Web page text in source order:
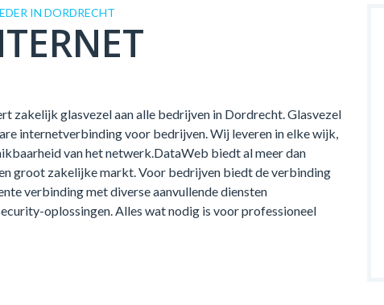
IN DORDRECHT
zakelijk glasvezel aan alle bedrijven in Dordrecht. Glasvezel
internetverbinding voor bedrijven. Wij leveren in elke wijk,
van het netwerk.DataWeb biedt al meer dan
groot zakelijke markt. Voor bedrijven biedt de verbinding
verbinding met diverse aanvullende diensten
oplossingen. Alles wat nodig is voor professioneel